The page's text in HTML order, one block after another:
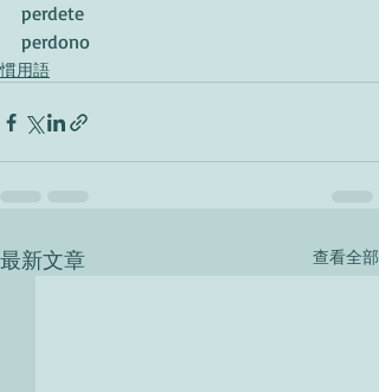
perdete
perdono
慣用語
最新文章 查看全部